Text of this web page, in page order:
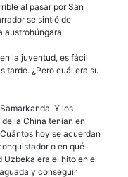
al pasar por San
se sintió de
austrohúngara.
la juventud, es fácil
tarde. ¿Pero cuál era su
Y los
la China tenían en
hoy se acuerdan
o en qué
Uzbeka era el hito en el
y conseguir